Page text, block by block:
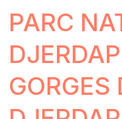
PARC
GORGES